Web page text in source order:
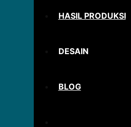
HASIL PRODUKSI
DESAIN
BLOG